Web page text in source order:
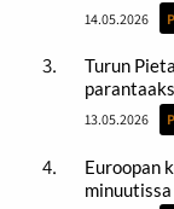
14.05.2026
Turun
13.05.2026
Euroopan
minuutissa